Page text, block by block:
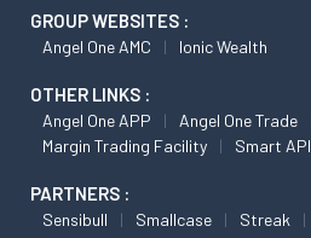
GROUP WEBSITES :
Angel One AMC Ionic Wealth
OTHER LINKS :
Angel One APP Angel One Trade
Margin Trading Facility
Smart API
PARTNERS :
Sensibull Smallcase Streak